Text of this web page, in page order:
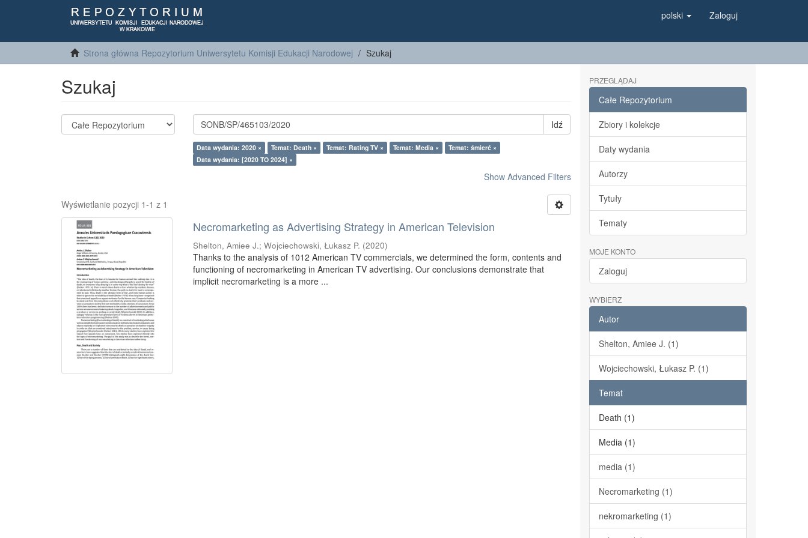
polski Zaloguj
Strona główna Repozytorium Uniwersytetu Komisji Edukacji Narodowej Szukaj
Szukaj
Idź
Data wydania: 2020 × Temat: Death × Temat: Rating TV × Temat: Media ×
Temat: śmierć ×
Data wydania: [2020 TO 2024] ×
Show Advanced Filters
Wyświetlanie pozycji 1-1 z 1
Necromarketing as Advertising Strategy in American Television
Shelton, Amiee J.;Wojciechowski, Łukasz P. (2020)
Thanks to the analysis of 1012 American TV commercials, we determined the form, contents and
functioning of necromarketing in American TV advertising. Our conclusions demonstrate that
implicit necromarketing is a more ...
PRZEGLĄDAJ
Całe Repozytorium
Zbiory i kolekcje
Daty wydania
Autorzy
Tytuły
Tematy
MOJE KONTO
Zaloguj
WYBIERZ
Autor
Shelton, Amiee J. (1)
Wojciechowski, Łukasz P. (1)
Temat
Death (1)
Media (1)
media (1)
Necromarketing (1)
nekromarketing (1)